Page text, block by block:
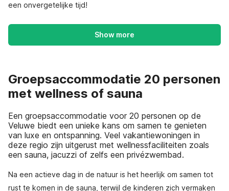
een onvergetelijke tijd!
Show more
Groepsaccommodatie 20 personen
met wellness of sauna
Een groepsaccommodatie voor 20 personen op de
Veluwe biedt een unieke kans om samen te genieten
van luxe en ontspanning. Veel vakantiewoningen in
deze regio zijn uitgerust met wellnessfaciliteiten zoals
een sauna, jacuzzi of zelfs een privézwembad.
Na een actieve dag in de natuur is het heerlijk om samen tot
rust te komen in de sauna, terwijl de kinderen zich vermaken